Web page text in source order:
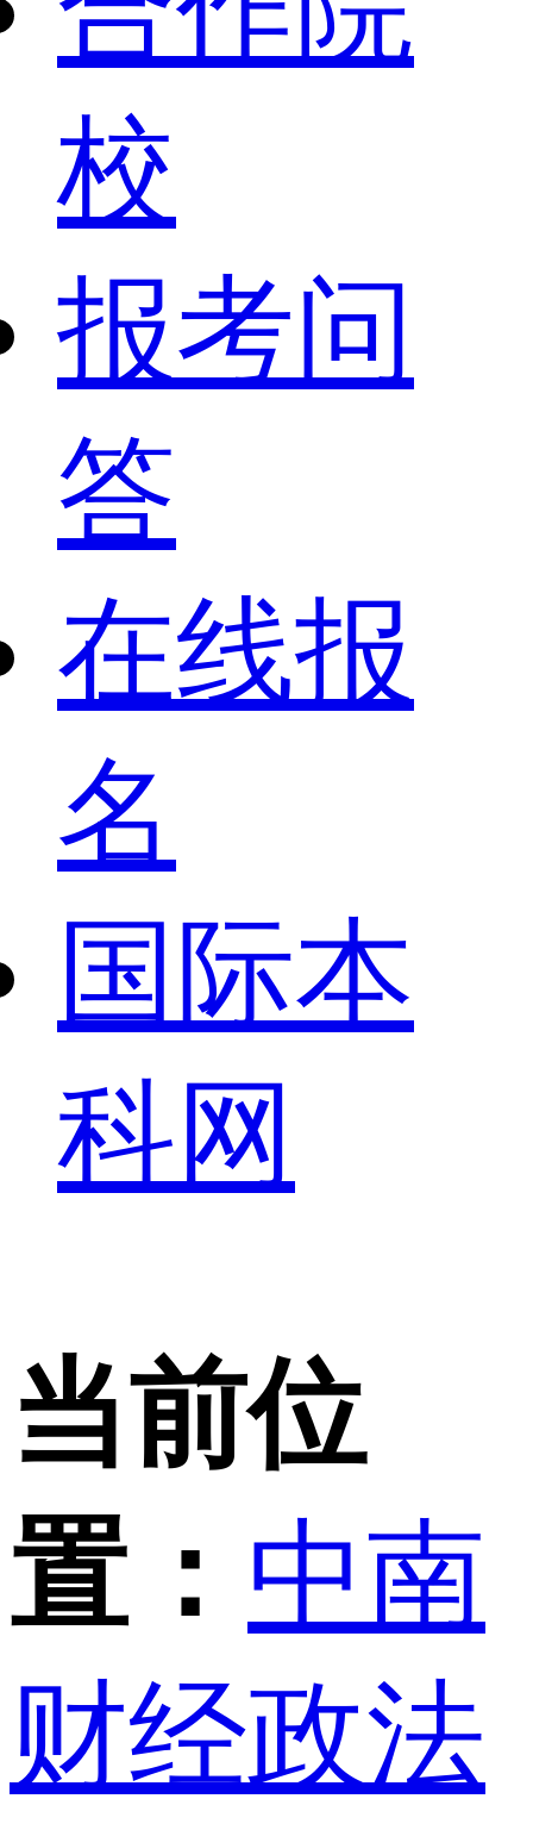
校
报考问
答
在线报
名
国际本
科网
当前位
置： 中南
财经政法